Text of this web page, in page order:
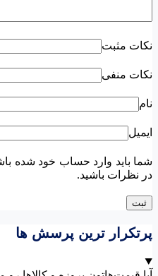
نکات مثبت
نکات منفی
نام
ایمیل
شما باید وارد حساب خود شده
در نظرات باشید.
پرتکرار ترین پرسش ها